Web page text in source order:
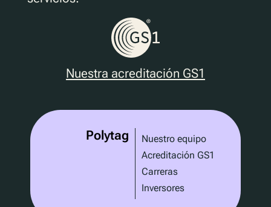
Nuestra acreditación GS1
Polytag
Nuestro equipo
Acreditación GS1
Carreras
Inversores